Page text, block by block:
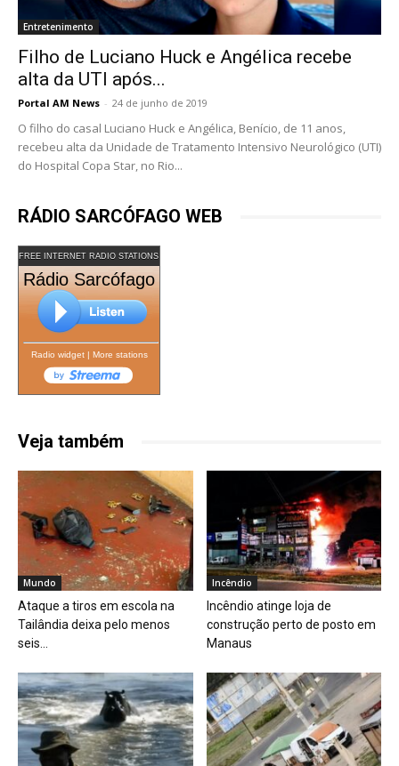
Entretenimento
Filho de Luciano Huck e Angélica recebe
alta da UTI após...
Portal AM News - 24 de junho de 2019
O filho do casal Luciano Huck e Angélica, Benício, de 11 anos,
recebeu alta da Unidade de Tratamento Intensivo Neurológico (UTI)
do Hospital Copa Star, no Rio...
RÁDIO SARCÓFAGO WEB
FREE INTERNET RADIO STATIONS
Rádio Sarcófago
Radio widget| More stations
Veja também
Mundo
Ataque a tiros em escola na
Tailândia deixa pelo menos
seis...
Incêndio
Incêndio atinge loja de
construção perto de posto em
Manaus